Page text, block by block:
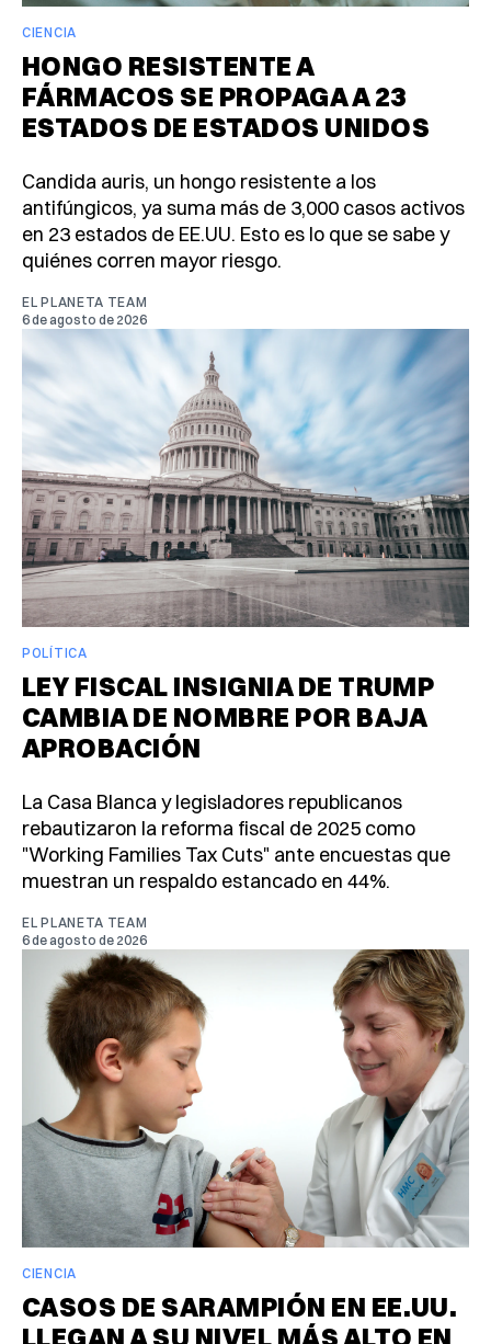
CIENCIA
HONGO RESISTENTE A
FÁRMACOS SE PROPAGA A 23
ESTADOS DE ESTADOS UNIDOS
Candida auris, un hongo resistente a los
antifúngicos, ya suma más de 3,000 casos activos
en 23 estados de EE.UU. Esto es lo que se sabe y
quiénes corren mayor riesgo.
EL PLANETA TEAM
6 de agosto de 2026
POLÍTICA
LEY FISCAL INSIGNIA DE TRUMP
CAMBIA DE NOMBRE POR BAJA
APROBACIÓN
La Casa Blanca y legisladores republicanos
rebautizaron la reforma fiscal de 2025 como
"Working Families Tax Cuts" ante encuestas que
muestran un respaldo estancado en 44%.
EL PLANETA TEAM
6 de agosto de 2026
CIENCIA
CASOS DE SARAMPIÓN EN EE.UU.
LLEGAN A SU NIVEL MÁS ALTO EN